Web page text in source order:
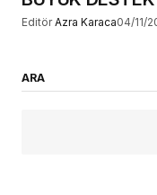
Editör Azra Karaca04/11/
ARA